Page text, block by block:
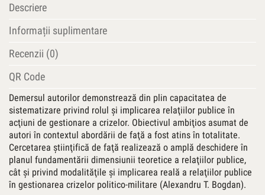
Descriere
Informații suplimentare
Recenzii (0)
QR Code
Demersul autorilor demonstrează din plin capacitatea de
sistematizare privind rolul şi implicarea relaţiilor publice în
acţiuni de gestionare a crizelor. Obiectivul ambiţios asumat de
autori în contextul abordării de faţă a fost atins în totalitate.
Cercetarea ştiinţifică de faţă realizează o amplă deschidere în
planul fundamentării dimensiunii teoretice a relaţiilor publice,
cât şi privind modalităţile şi implicarea reală a relaţiilor publice
în gestionarea crizelor politico-militare (Alexandru T. Bogdan).